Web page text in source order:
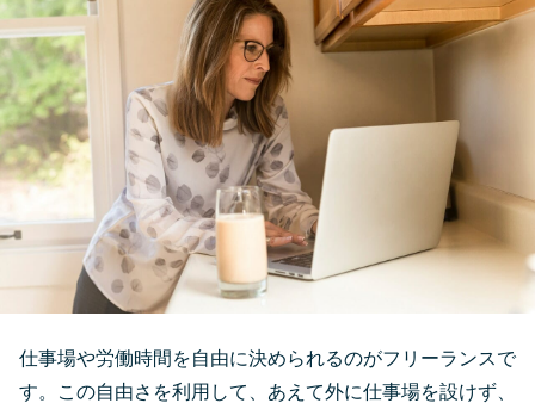
仕事場や労働時間を自由に決められるのがフリーランスで
す。この自由さを利用して、あえて外に仕事場を設けず、